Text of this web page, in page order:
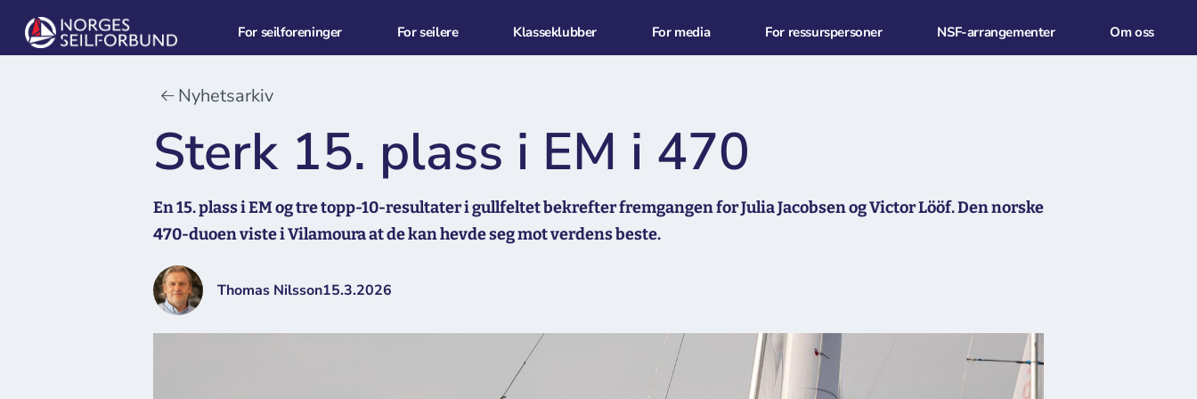
For seilforeninger For seilere Klasseklubber For media For ressurspersoner NSF-arrangementer Om oss
Nyhetsarkiv
Sterk 15. plass i EM i 470
En 15. plass i EM og tre topp-10-resultater i gullfeltet bekrefter fremgangen for Julia Jacobsen og Victor Lööf. Den norske
470-duoen viste i Vilamoura at de kan hevde seg mot verdens beste.
Thomas Nilsson15.3.2026